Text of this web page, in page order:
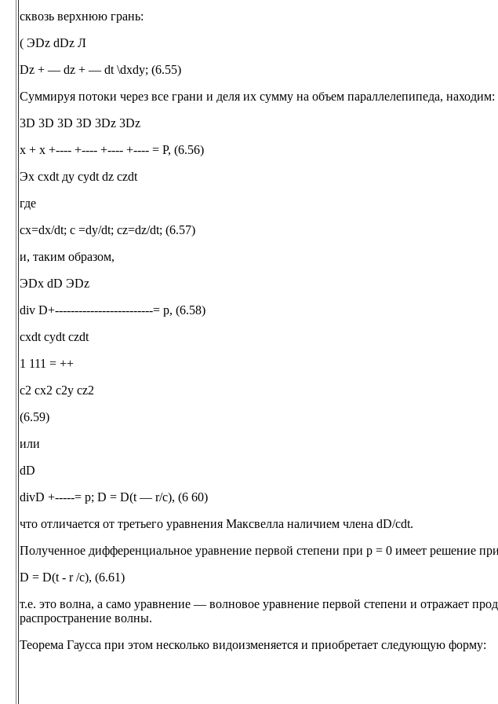
сквозь верхнюю грань:
( ЭDz dDz Л
Dz + — dz + — dt \dxdy; (6.55)
Суммируя потоки через все грани и деля их сумму на объем параллелепипеда, находим:
3D 3D 3D 3D 3Dz 3Dz
x + x +---- +---- +---- +---- = Р, (6.56)
Эx cxdt дy cydt dz czdt
где
cx=dx/dt; c =dy/dt; cz=dz/dt; (6.57)
и, таким образом,
ЭDx dD ЭDz
div D+-------------------------= p, (6.58)
cxdt cydt czdt
1 111 = ++
c2 cx2 c2y cz2
(6.59)
или
dD
divD +-----= p; D = D(t — r/c), (6 60)
что отличается от третьего уравнения Максвелла наличием члена dD/cdt.
Полученное дифференциальное уравнение первой степени при р = 0 имеет решение
D = D(t - r /c), (6.61)
т.е. это волна, а само уравнение — волновое уравнение первой степени и отражает
распространение волны.
Теорема Гаусса при этом несколько видоизменяется и приобретает следующую форму: